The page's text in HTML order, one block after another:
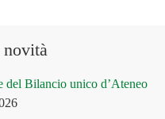
del Bilancio unico d’Ateneo